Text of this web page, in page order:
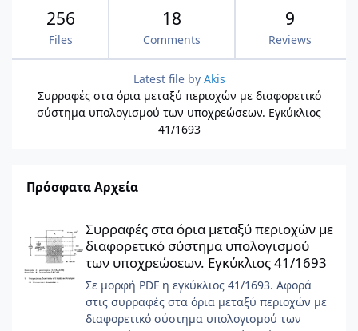
256
Files
18
Comments
9
Reviews
Latest file by Akis
Συρραφές στα όρια μεταξύ περιοχών με διαφορετικό
σύστημα υπολογισμού των υποχρεώσεων. Εγκύκλιος
41/1693
Πρόσφατα Αρχεία
Συρραφές στα όρια μεταξύ περιοχών με
διαφορετικό σύστημα υπολογισμού
των υποχρεώσεων. Εγκύκλιος 41/1693
Σε μορφή PDF η εγκύκλιος 41/1693. Αφορά
στις συρραφές στα όρια μεταξύ περιοχών με
διαφορετικό σύστημα υπολογισμού των